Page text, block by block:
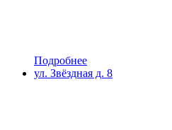
Подробнее
ул. Звёздная д. 8